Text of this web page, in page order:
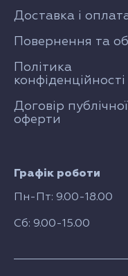
Графік роботи
Пн-Пт: 9.00-18.00
Сб: 9.00-15.00
Доставка і
Повернення та
Політика
конфіденційності
Договір публічної
оферти